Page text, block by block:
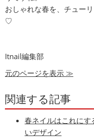
おしゃれな春を、チュー
♡
Itnail編集部
元のページを表示 ≫
関連する記事
春ネイルはこれに
いデザイン